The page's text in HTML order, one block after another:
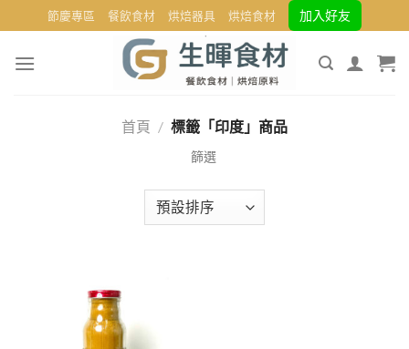
to
content
節慶專區 餐飲食材 烘焙器具 烘焙食材 加入好友
首頁 / 標籤「印度」商品